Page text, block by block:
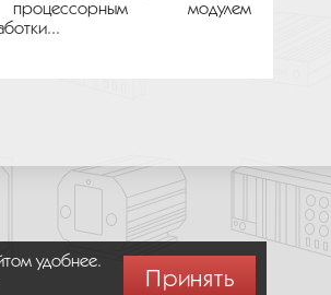
модулем
удобнее.
Принять